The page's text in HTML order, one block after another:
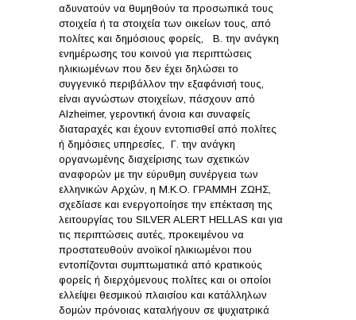
αδυνατούν να θυμηθούν τα προσωπικά τους
στοιχεία ή τα στοιχεία των οικείων τους, από
πολίτες και δημόσιους φορείς, Β. την ανάγκη
ενημέρωσης του κοινού για περιπτώσεις
ηλικιωμένων που δεν έχει δηλώσει το
συγγενικό περιβάλλον την εξαφάνισή τους,
είναι αγνώστων στοιχείων, πάσχουν από
Alzheimer, γεροντική άνοια και συναφείς
διαταραχές και έχουν εντοπισθεί από πολίτες
ή δημόσιες υπηρεσίες, Γ. την ανάγκη
οργανωμένης διαχείρισης των σχετικών
αναφορών με την εύρυθμη συνέργεια των
ελληνικών Αρχών, η Μ.Κ.Ο. ΓΡΑΜΜΗ ΖΩΗΣ,
σχεδίασε και ενεργοποίησε την επέκταση της
λειτουργίας του SILVER ALERT HELLAS και για
τις περιπτώσεις αυτές, προκειμένου να
προστατευθούν ανοϊκοί ηλικιωμένοι που
εντοπίζονται συμπτωματικά από κρατικούς
φορείς ή διερχόμενους πολίτες και οι οποίοι
ελλείψει θεσμικού πλαισίου και κατάλληλων
δομών πρόνοιας καταλήγουν σε ψυχιατρικά